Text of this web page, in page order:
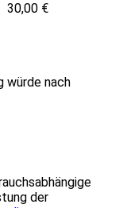
30,00 €
würde nach
der